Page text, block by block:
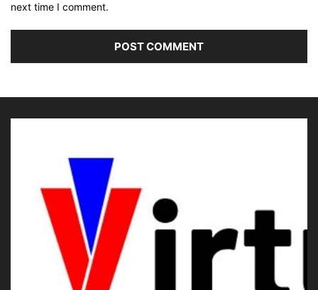
next time I comment.